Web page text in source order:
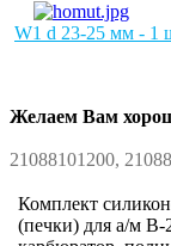
W1 d 23-25 мм - 1
Желаем Вам
21088101200,
Комплект
(печки) для а/м В-